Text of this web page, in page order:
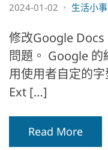
2024-01-02 生活小事
修改Google Docs
問題。 Google
用使用者自定的
Ext […]
Read More